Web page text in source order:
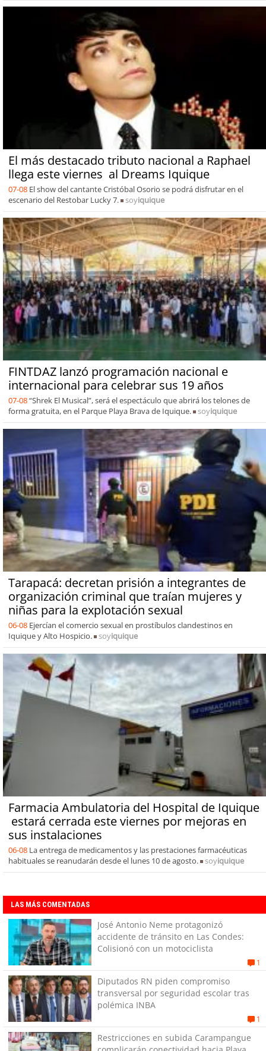
El más destacado tributo nacional a Raphael
llega este viernes al Dreams Iquique
07-08 El show del cantante Cristóbal Osorio se podrá disfrutar en el
escenario del Restobar Lucky 7.
soyiquique
FINTDAZ lanzó programación nacional e
internacional para celebrar sus 19 años
07-08“Shrek El Musical”, será el espectáculo que abrirá los telones de
forma gratuita, en el Parque Playa Brava de Iquique.
soyiquique
Tarapacá: decretan prisión a integrantes de
organización criminal que traían mujeres y
niñas para la explotación sexual
06-08 Ejercían el comercio sexual en prostíbulos clandestinos en
Iquique y Alto Hospicio.
soyiquique
Farmacia Ambulatoria del Hospital de Iquique
estará cerrada este viernes por mejoras en
sus instalaciones
06-08 La entrega de medicamentos y las prestaciones farmacéuticas
habituales se reanudarán desde el lunes 10 de agosto.
soyiquique
LAS MÁS COMENTADAS
José Antonio Neme protagonizó
accidente de tránsito en Las Condes:
Colisionó con un motociclista
1
Diputados RN piden compromiso
transversal por seguridad escolar tras
polémica INBA
1
Restricciones en subida Carampangue